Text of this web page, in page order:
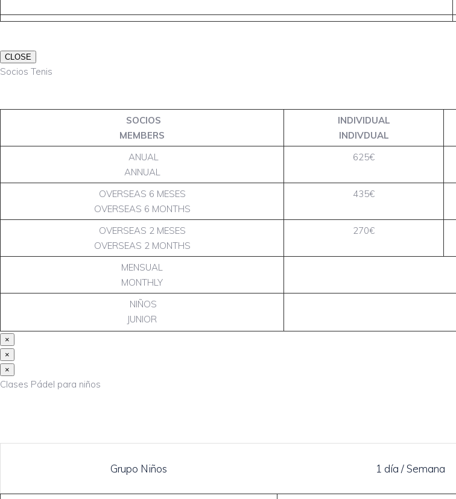
CLOSE
Socios Tenis
SOCIOS
MEMBERS
INDIVIDUAL
INDIVDUAL
ANUAL
ANNUAL
625€
OVERSEAS 6 MESES
OVERSEAS 6 MONTHS
435€
OVERSEAS 2 MESES
OVERSEAS 2 MONTHS
270€
MENSUAL
MONTHLY
NIÑOS
JUNIOR
×
×
×
Clases Pádel para niños
Grupo Niños 1 día / Semana